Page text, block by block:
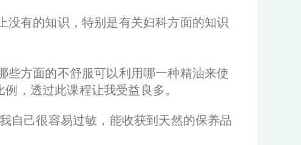
没有的知识，特别是有关妇科方面的知识
些方面的不舒服可以利用哪一种精油来使
，透过此课程让我受益良多。
自己很容易过敏，能收获到天然的保养品